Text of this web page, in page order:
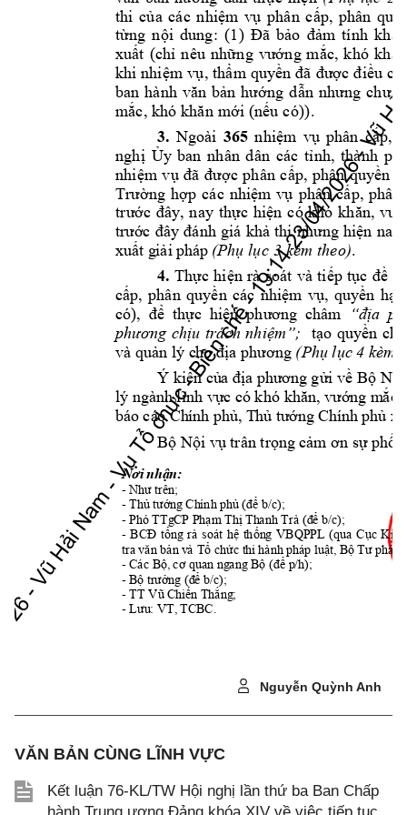
thi của các nhiệm vụ phân cấp, phân
từng nội dung: (1) Đã bảo đảm tính khả
xuất (chỉ nêu những vướng mắc, khó khăn
khi nhiệm vụ, thẩm quyền đã được điều
ban hành văn bản hướng dẫn nhưng chưa
mắc, khó khăn mới (nếu có)).
3. Ngoài 365 nhiệm vụ phân cấp,
nghị Ủy ban nhân dân các tỉnh, thành
nhiệm vụ đã được phân cấp, phân quyền
Trường hợp các nhiệm vụ phân cấp, phâ
trước đây, nay thực hiện có khó khăn, vướ
trước đây đánh giá khả thi nhưng hiện nay
xuất giải pháp (Phụ lục 3 kèm theo).
4. Thực hiện rà soát và tiếp tục đề
cấp, phân quyền các nhiệm vụ, quyền
có),  để thực  hiện  phương châm “địa
phương chịu trách nhiệm”; tạo quyền
và quản lý cho địa phương (Phụ lục 4 kèm
Ý kiến của địa phương gửi về Bộ Nộ
lý ngành lĩnh vực có khó khăn, vướng mắc)
báo cáo Chính phủ, Thủ tướng Chính phủ
Bộ Nội vụ trân trọng cảm ơn sự phối
Nơi nhận:
- Như trên;
- Thủ tướng Chính phủ (để b/c);
- Phó TTgCP Phạm Thị Thanh Trà (để b/c);
- BCĐ tổng rà soát hệ thống VBQPPL (qua Cục
tra văn bản và Tổ chức thi hành pháp luật, Bộ Tư phá
- Các Bộ, cơ quan ngang Bộ (để p/h);
- Bộ trưởng (để b/c);
- TT Vũ Chiến Thắng;
- Lưu: VT,TCBC.
Nguyễn Quỳnh Anh
VĂN BẢN CÙNG LĨNH VỰC
Kết luận 76-KL/TW Hội nghị lần thứ ba Ban Chấp